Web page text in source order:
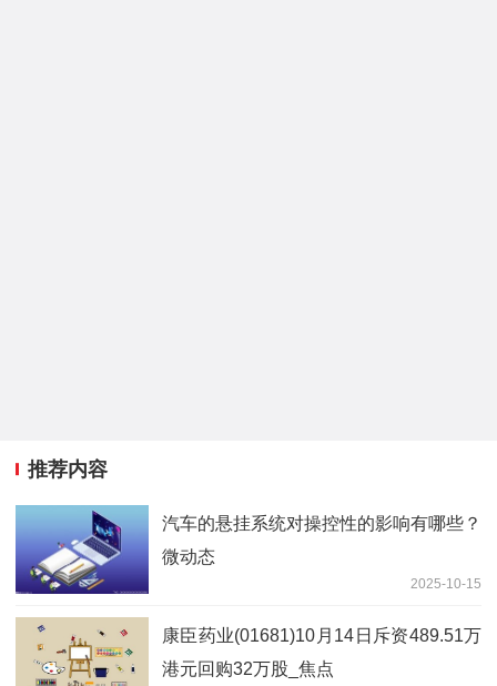
推荐内容
汽车的悬挂系统对操控性的影响有哪些？
微动态
2025-10-15
康臣药业(01681)10月14日斥资489.51万
港元回购32万股_焦点